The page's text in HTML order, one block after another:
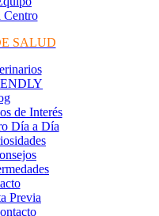
Centro
SALUD
de Interés
Día a Día
Previa